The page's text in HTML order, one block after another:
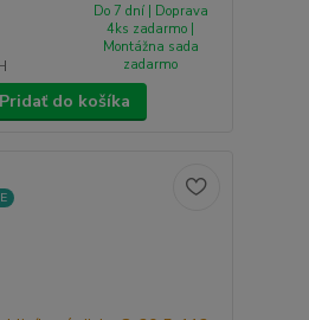
Do 7 dní | Doprava
4ks zadarmo |
Montážna sada
zadarmo
Pridať do košíka